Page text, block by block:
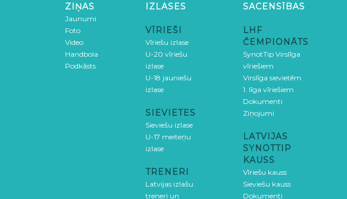
ZIŅAS
Jaunumi
Foto
Video
Handbola
Podkāsts
IZLASES
VĪRIEŠI
Vīriešu izlase
U-20 vīriešu
izlase
U-18 jauniešu
izlase
SIEVIETES
Sieviešu izlase
U-17 meiteņu
izlase
TRENERI
Latvijas izlašu
treneri un
SACENSĪBAS
LHF
ČEMPIONĀTS
SynotTip Virslīga
vīriešiem
Virslīga sievietēm
1. līga vīriešiem
Dokumenti
Ziņojumi
LATVIJAS
SYNOTTIP
KAUSS
Vīriešu kauss
Sieviešu kauss
Dokumenti